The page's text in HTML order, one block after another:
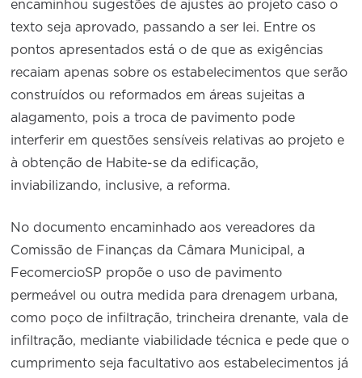
encaminhou sugestões de ajustes ao projeto caso o
texto seja aprovado, passando a ser lei. Entre os
pontos apresentados está o de que as exigências
recaiam apenas sobre os estabelecimentos que serão
construídos ou reformados em áreas sujeitas a
alagamento, pois a troca de pavimento pode
interferir em questões sensíveis relativas ao projeto e
à obtenção de Habite-se da edificação,
inviabilizando, inclusive, a reforma.
No documento encaminhado aos vereadores da
Comissão de Finanças da Câmara Municipal, a
FecomercioSP propõe o uso de pavimento
permeável ou outra medida para drenagem urbana,
como poço de infiltração, trincheira drenante, vala de
infiltração, mediante viabilidade técnica e pede que o
cumprimento seja facultativo aos estabelecimentos já